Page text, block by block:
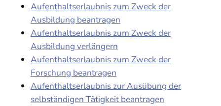
Aufenthaltserlaubnis zum Zweck der
Ausbildung beantragen
Aufenthaltserlaubnis zum Zweck der
Ausbildung verlängern
Aufenthaltserlaubnis zum Zweck der
Forschung beantragen
Aufenthaltserlaubnis zur Ausübung der
selbständigen Tätigkeit beantragen